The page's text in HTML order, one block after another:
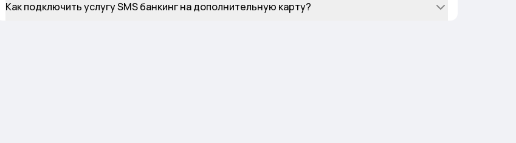
Как подключить услугу SMS банкинг на дополнительную карту?